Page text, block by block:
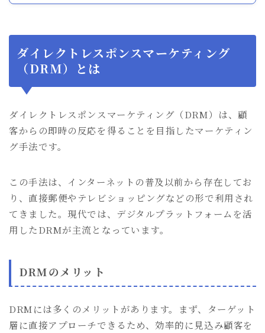
ダイレクトレスポンスマーケティング
（DRM）とは
ダイレクトレスポンスマーケティング（DRM）は、顧
客からの即時の反応を得ることを目指したマーケティン
グ手法です。
この手法は、インターネットの普及以前から存在してお
り、直接郵便やテレビショッピングなどの形で利用され
てきました。現代では、デジタルプラットフォームを活
用したDRMが主流となっています。
DRMのメリット
DRMには多くのメリットがあります。まず、ターゲット
層に直接アプローチできるため、効率的に見込み顧客を